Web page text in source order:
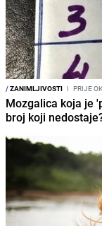
/ZANIMLJIVOSTI I PRIJE
Mozgalica koja je
broj koji